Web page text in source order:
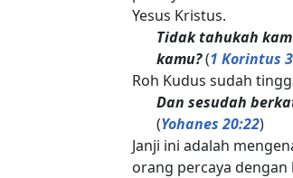
Yesus Kristus.
Tidak tahukah
kamu?(1 Korintus
Roh Kudus sudah
Dan sesudah
(Yohanes 20:22)
Janji ini adalah
orang percaya